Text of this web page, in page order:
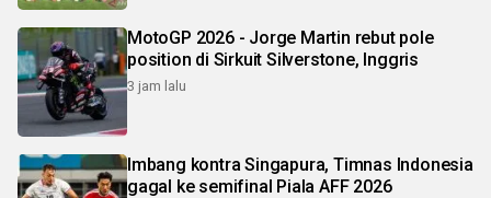
MotoGP 2026 - Jorge Martin rebut pole
position di Sirkuit Silverstone, Inggris
3 jam lalu
Imbang kontra Singapura, Timnas Indonesia
gagal ke semifinal Piala AFF 2026